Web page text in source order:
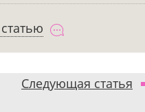
Следующая статья